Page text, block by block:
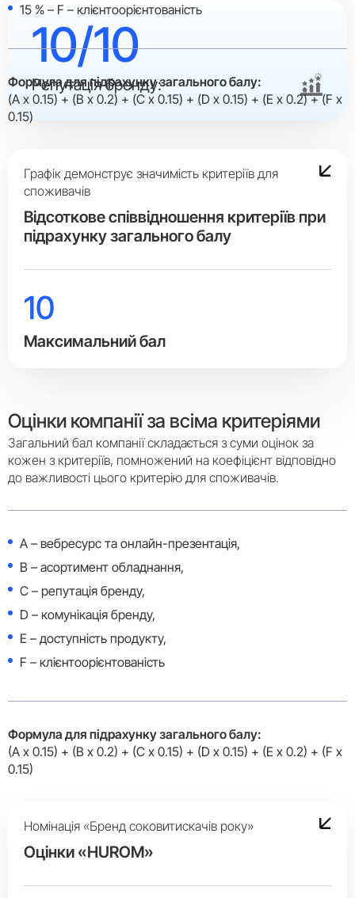
10/10
Репутація бренду:
15 % – F – клієнтоорієнтованість
Формула для підрахунку загального балу:
(A x 0.15) + (B x 0.2) + (C x 0.15) + (D x 0.15) + (E x 0.2) + (F x
0.15)
Графік демонструє значимість критеріїв для
споживачів
Вiдсоткове співвідношення критеріїв при
підрахунку загального балу
10
Максимальний бал
Оцінки компанії за всіма критеріями
Загальний бал компанії складається з суми оцінок за
кожен з критеріїв, помножений на коефіцієнт відповідно
до важливості цього критерію для споживачів.
A – вебресурс та онлайн-презентація,
B – асортимент обладнання,
C – репутація бренду,
D – комунікація бренду,
E – доступність продукту,
F – клієнтоорієнтованість
Формула для підрахунку загального балу:
(A x 0.15) + (B x 0.2) + (C x 0.15) + (D x 0.15) + (E x 0.2) + (F x
0.15)
Номінація «Бренд соковитискачів року»
Оцінки «HUROM»